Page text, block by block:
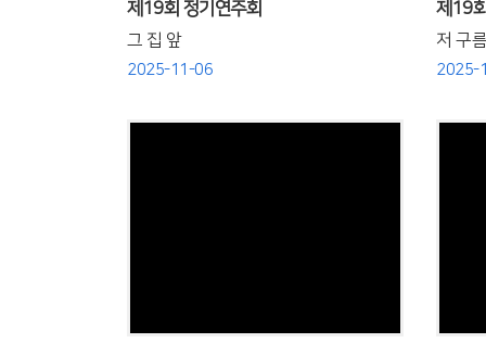
제19회 정기연주회
그 집 앞
2025-11-06
제19
저 구
2025-